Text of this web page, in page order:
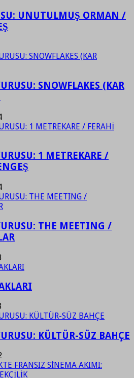
UNUTULMUŞ ORMAN /
SNOWFLAKES (KAR
1 METREKARE /
THE MEETING /
KÜLTÜR-SÜZ BAHÇE